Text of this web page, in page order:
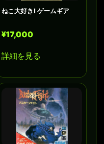
ねこ大好き! ゲームギア
¥17,000
詳細を見る